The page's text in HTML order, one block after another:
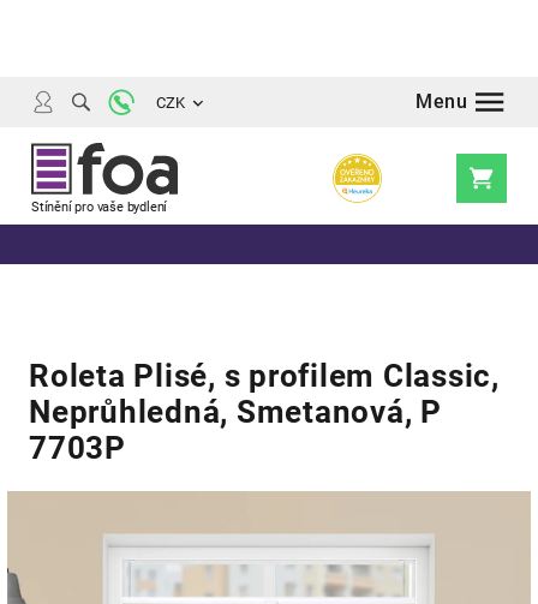
CZK
Nákupní
Roleta Plisé, s profilem Classic,
Neprůhledná, Smetanová, P
7703P